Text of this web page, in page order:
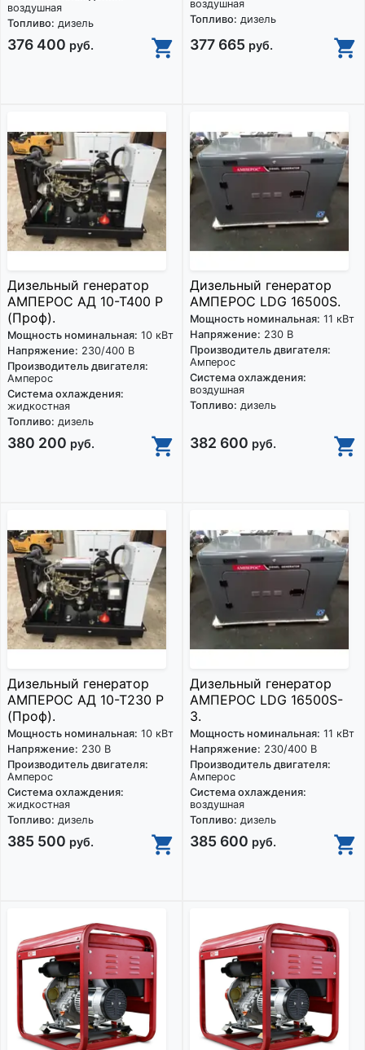
воздушная
Топливо: дизель
376 400 руб.
воздушная
Топливо: дизель
377 665 руб.
Дизельный генератор
АМПЕРОС АД 10-Т400 P
(Проф).
Мощность номинальная: 10 кВт
Напряжение: 230/400 В
Производитель двигателя:
Амперос
Система охлаждения:
жидкостная
Топливо: дизель
380 200 руб.
Дизельный генератор
АМПЕРОС LDG 16500S.
Мощность номинальная: 11 кВт
Напряжение: 230 В
Производитель двигателя:
Амперос
Система охлаждения:
воздушная
Топливо: дизель
382 600 руб.
Дизельный генератор
АМПЕРОС АД 10-Т230 Р
(Проф).
Мощность номинальная: 10 кВт
Напряжение: 230 В
Производитель двигателя:
Амперос
Система охлаждения:
жидкостная
Топливо: дизель
385 500 руб.
Дизельный генератор
АМПЕРОС LDG 16500S-
3.
Мощность номинальная: 11 кВт
Напряжение: 230/400 В
Производитель двигателя:
Амперос
Система охлаждения:
воздушная
Топливо: дизель
385 600 руб.